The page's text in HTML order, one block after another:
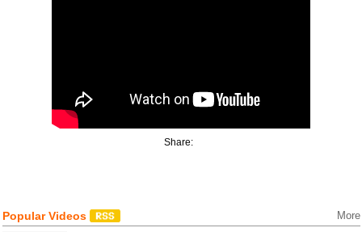
Share:
Popular Videos More